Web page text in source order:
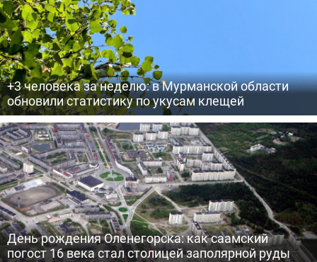
+3 человека за неделю: в Мурманской области
обновили статистику по укусам клещей
День рождения Оленегорска: как саамский
погост 16 века стал столицей заполярной руды